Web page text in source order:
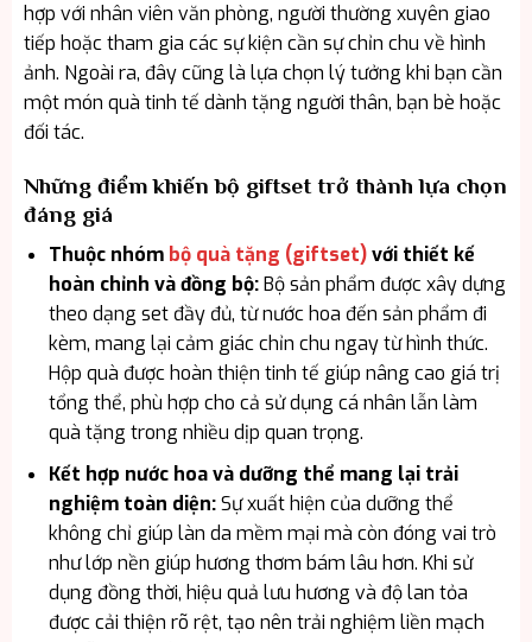
hợp với nhân viên văn phòng, người thường xuyên giao
tiếp hoặc tham gia các sự kiện cần sự chỉn chu về hình
ảnh. Ngoài ra, đây cũng là lựa chọn lý tưởng khi bạn cần
một món quà tinh tế dành tặng người thân, bạn bè hoặc
đối tác.
Những điểm khiến bộ giftset trở thành lựa chọn
đáng giá
Thuộc nhómbộ quà tặng (giftset)với thiết kế
hoàn chỉnh và đồng bộ:Bộ sản phẩm được xây dựng
theo dạng set đầy đủ, từ nước hoa đến sản phẩm đi
kèm, mang lại cảm giác chỉn chu ngay từ hình thức.
Hộp quà được hoàn thiện tinh tế giúp nâng cao giá trị
tổng thể, phù hợp cho cả sử dụng cá nhân lẫn làm
quà tặng trong nhiều dịp quan trọng.
Kết hợp nước hoa và dưỡng thể mang lại trải
nghiệm toàn diện:Sự xuất hiện của dưỡng thể
không chỉ giúp làn da mềm mại mà còn đóng vai trò
như lớp nền giúp hương thơm bám lâu hơn. Khi sử
dụng đồng thời, hiệu quả lưu hương và độ lan tỏa
được cải thiện rõ rệt, tạo nên trải nghiệm liền mạch